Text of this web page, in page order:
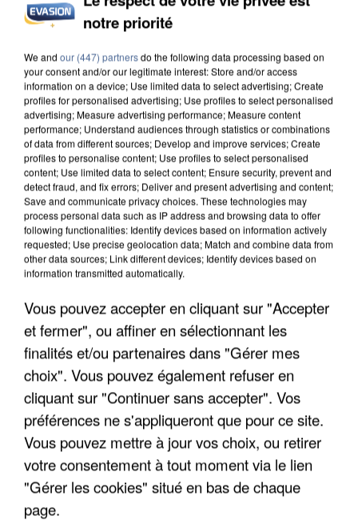
INCENDIES : L’ÎLE-DE-FRANCE LANCE UN ÉLAN
DE SOLIDARITÉ AVEC LES...
APRÈS TOUTES CES CANICULES, LES REFUGES
DE FAUNE SAUVAGE SONT...
notre priorité
We and our (447) partnersdo the following data processing based on
your consent and/or our legitimate interest: Store and/or access
information on a device; Use limited data to select advertising; Create
profiles for personalised advertising; Use profiles to select personalised
advertising; Measure advertising performance; Measure content
performance; Understand audiences through statistics or combinations
of data from different sources; Develop and improve services; Create
profiles to personalise content; Use profiles to select personalised
content; Use limited data to select content; Ensure security, prevent and
detect fraud, and fix errors; Deliver and present advertising and content;
Save and communicate privacy choices. These technologies may
process personal data such as IP address and browsing data to offer
following functionalities: Identify devices based on information actively
requested; Use precise geolocation data; Match and combine data from
other data sources; Link different devices; Identify devices based on
information transmitted automatically.
Vous pouvez accepter en cliquant sur "Accepter
et fermer", ou affiner en sélectionnant les
finalités et/ou partenaires dans "Gérer mes
choix". Vous pouvez également refuser en
cliquant sur "Continuer sans accepter". Vos
préférences ne s'appliqueront que pour ce site.
Vous pouvez mettre à jour vos choix, ou retirer
votre consentement à tout moment via le lien
"Gérer les cookies" situé en bas de chaque
page.